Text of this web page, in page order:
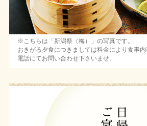
※こちらは「新潟祭（梅）」の写真です。
おきがる夕食につきましては料金により食事
電話にてお問い合わせ下さいませ。